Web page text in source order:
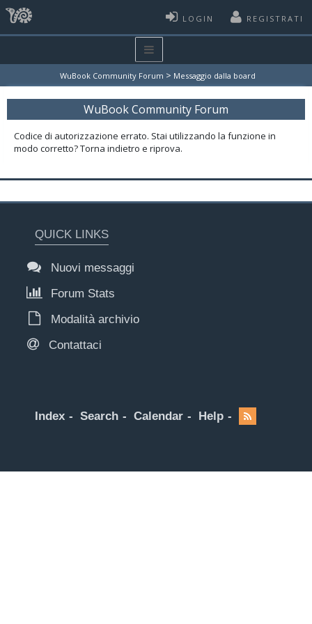
LOGIN REGISTRATI
WuBook Community Forum > Messaggio dalla board
WuBook Community Forum
Codice di autorizzazione errato. Stai utilizzando la funzione in
modo corretto? Torna indietro e riprova.
QUICK LINKS
Nuovi messaggi
Forum Stats
Modalità archivio
Contattaci
Index Search Calendar Help